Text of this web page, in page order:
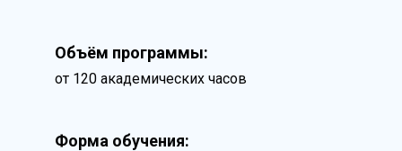
Объём программы:
от 120 академических часов
Форма обучения: